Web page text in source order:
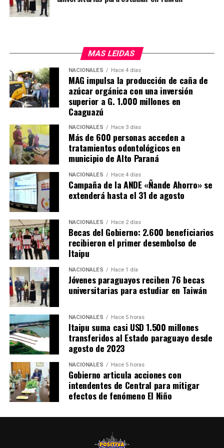
dependerá del tamaño de la planta solar, estimando una
MAS LEIDAS
NACIONALES Hace 4 días
MAG impulsa la producción de caña de
azúcar orgánica con una inversión
superior a G. 1.000 millones en
Caaguazú
NACIONALES Hace 3 días
Más de 600 personas acceden a
tratamientos odontológicos en
municipio de Alto Paraná
NACIONALES Hace 4 días
Campaña de la ANDE «Ñande Ahorro» se
extenderá hasta el 31 de agosto
NACIONALES Hace 2 días
Becas del Gobierno: 2.600 beneficiarios
recibieron el primer desembolso de
Itaipu
NACIONALES Hace 1 día
Jóvenes paraguayos reciben 76 becas
universitarias para estudiar en Taiwán
NACIONALES Hace 5 horas
Itaipu suma casi USD 1.500 millones
transferidos al Estado paraguayo desde
agosto de 2023
NACIONALES Hace 5 horas
Gobierno articula acciones con
intendentes de Central para mitigar
efectos de fenómeno El Niño